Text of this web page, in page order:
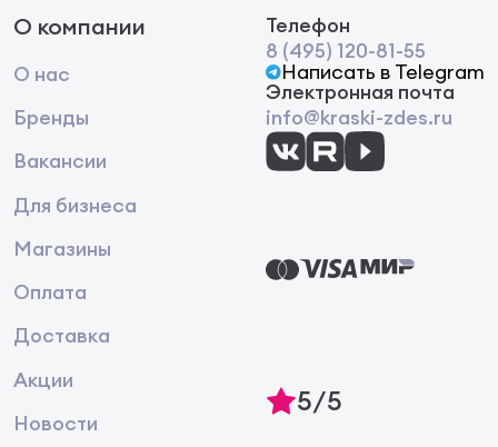
О компании
О нас
Бренды
Вакансии
Для бизнеса
Магазины
Оплата
Доставка
Акции
Новости
Телефон
8 (495) 120-81-55
Написать в Telegram
Электронная почта
info@kraski-zdes.ru
5/5